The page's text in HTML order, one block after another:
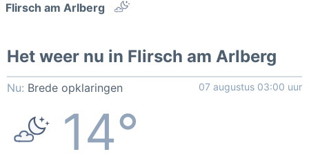
Flirsch am Arlberg
Het weer nu in Flirsch am Arlberg
Nu: Brede opklaringen 07 augustus 03:00 uur
14°